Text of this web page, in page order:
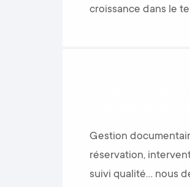
croissance dans le
Gestion
réservation,
suivi qualité… nous